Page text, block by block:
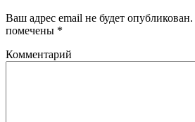
Ваш адрес email не будет опубликован.
помечены *
Комментарий